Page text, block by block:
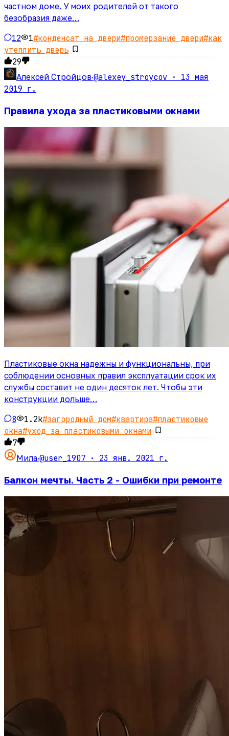
частном доме. У моих родителей от такого
безобразия даже…
12 1#конденсат на двери#промерзание двери#как
утеплить дверь
29
Алексей Стройцов·@alexey_stroycov · 13 мая
2019 г.
Правила ухода за пластиковыми окнами
Пластиковые окна надежны и функциональны, при
соблюдении основных правил эксплуатации срок их
службы составит не один десяток лет. Чтобы эти
конструкции дольше…
8 1.2k#загородный дом#квартира#пластиковые
окна#уход за пластиковыми окнами
7
Мила·@user_1907 · 23 янв. 2021 г.
Балкон мечты. Часть 2 - Ошибки при ремонте